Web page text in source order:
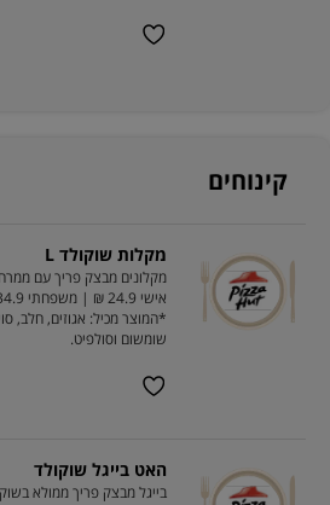
קינוחים
מקלות שוקולד L
מקלונים מבצק פריך עם ממרח
אישי 24.9 ₪ | משפחתי 34.9 ₪
*המוצר מכיל: אגוזים, חלב,
שומשום וסולפיט.
האט בייגל שוקולד
בייגל מבצק פריך ממולא